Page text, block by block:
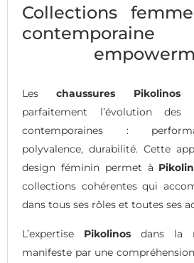
Collections
Leschaussures Pikolinos
parfaitement l’évolution des
contemporaines :
polyvalence, durabilité. Cette
design féminin permet à
collections cohérentes qui
dans tous ses rôles et toutes ses
L’expertise Pikolinos dans la
manifeste par une